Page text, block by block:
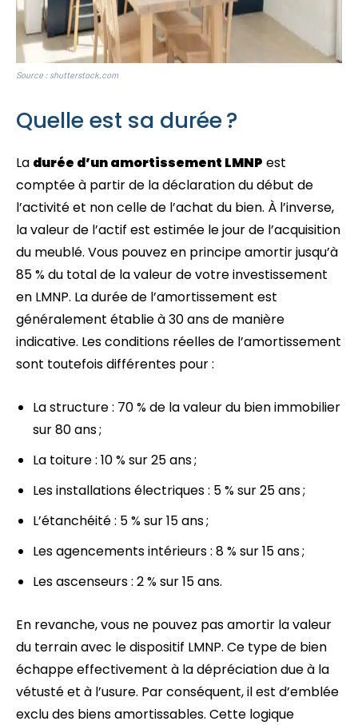
Source : shutterstock.com
Quelle est sa durée ?
La durée d’un amortissement LMNP est
comptée à partir de la déclaration du début de
l’activité et non celle de l’achat du bien. À l’inverse,
la valeur de l’actif est estimée le jour de l’acquisition
du meublé. Vous pouvez en principe amortir jusqu’à
85 % du total de la valeur de votre investissement
en LMNP. La durée de l’amortissement est
généralement établie à 30 ans de manière
indicative. Les conditions réelles de l’amortissement
sont toutefois différentes pour :
La structure : 70 % de la valeur du bien immobilier
sur 80 ans ;
La toiture : 10 % sur 25 ans ;
Les installations électriques : 5 % sur 25 ans ;
L’étanchéité : 5 % sur 15 ans ;
Les agencements intérieurs : 8 % sur 15 ans ;
Les ascenseurs : 2 % sur 15 ans.
En revanche, vous ne pouvez pas amortir la valeur
du terrain avec le dispositif LMNP. Ce type de bien
échappe effectivement à la dépréciation due à la
vétusté et à l’usure. Par conséquent, il est d’emblée
exclu des biens amortissables. Cette logique